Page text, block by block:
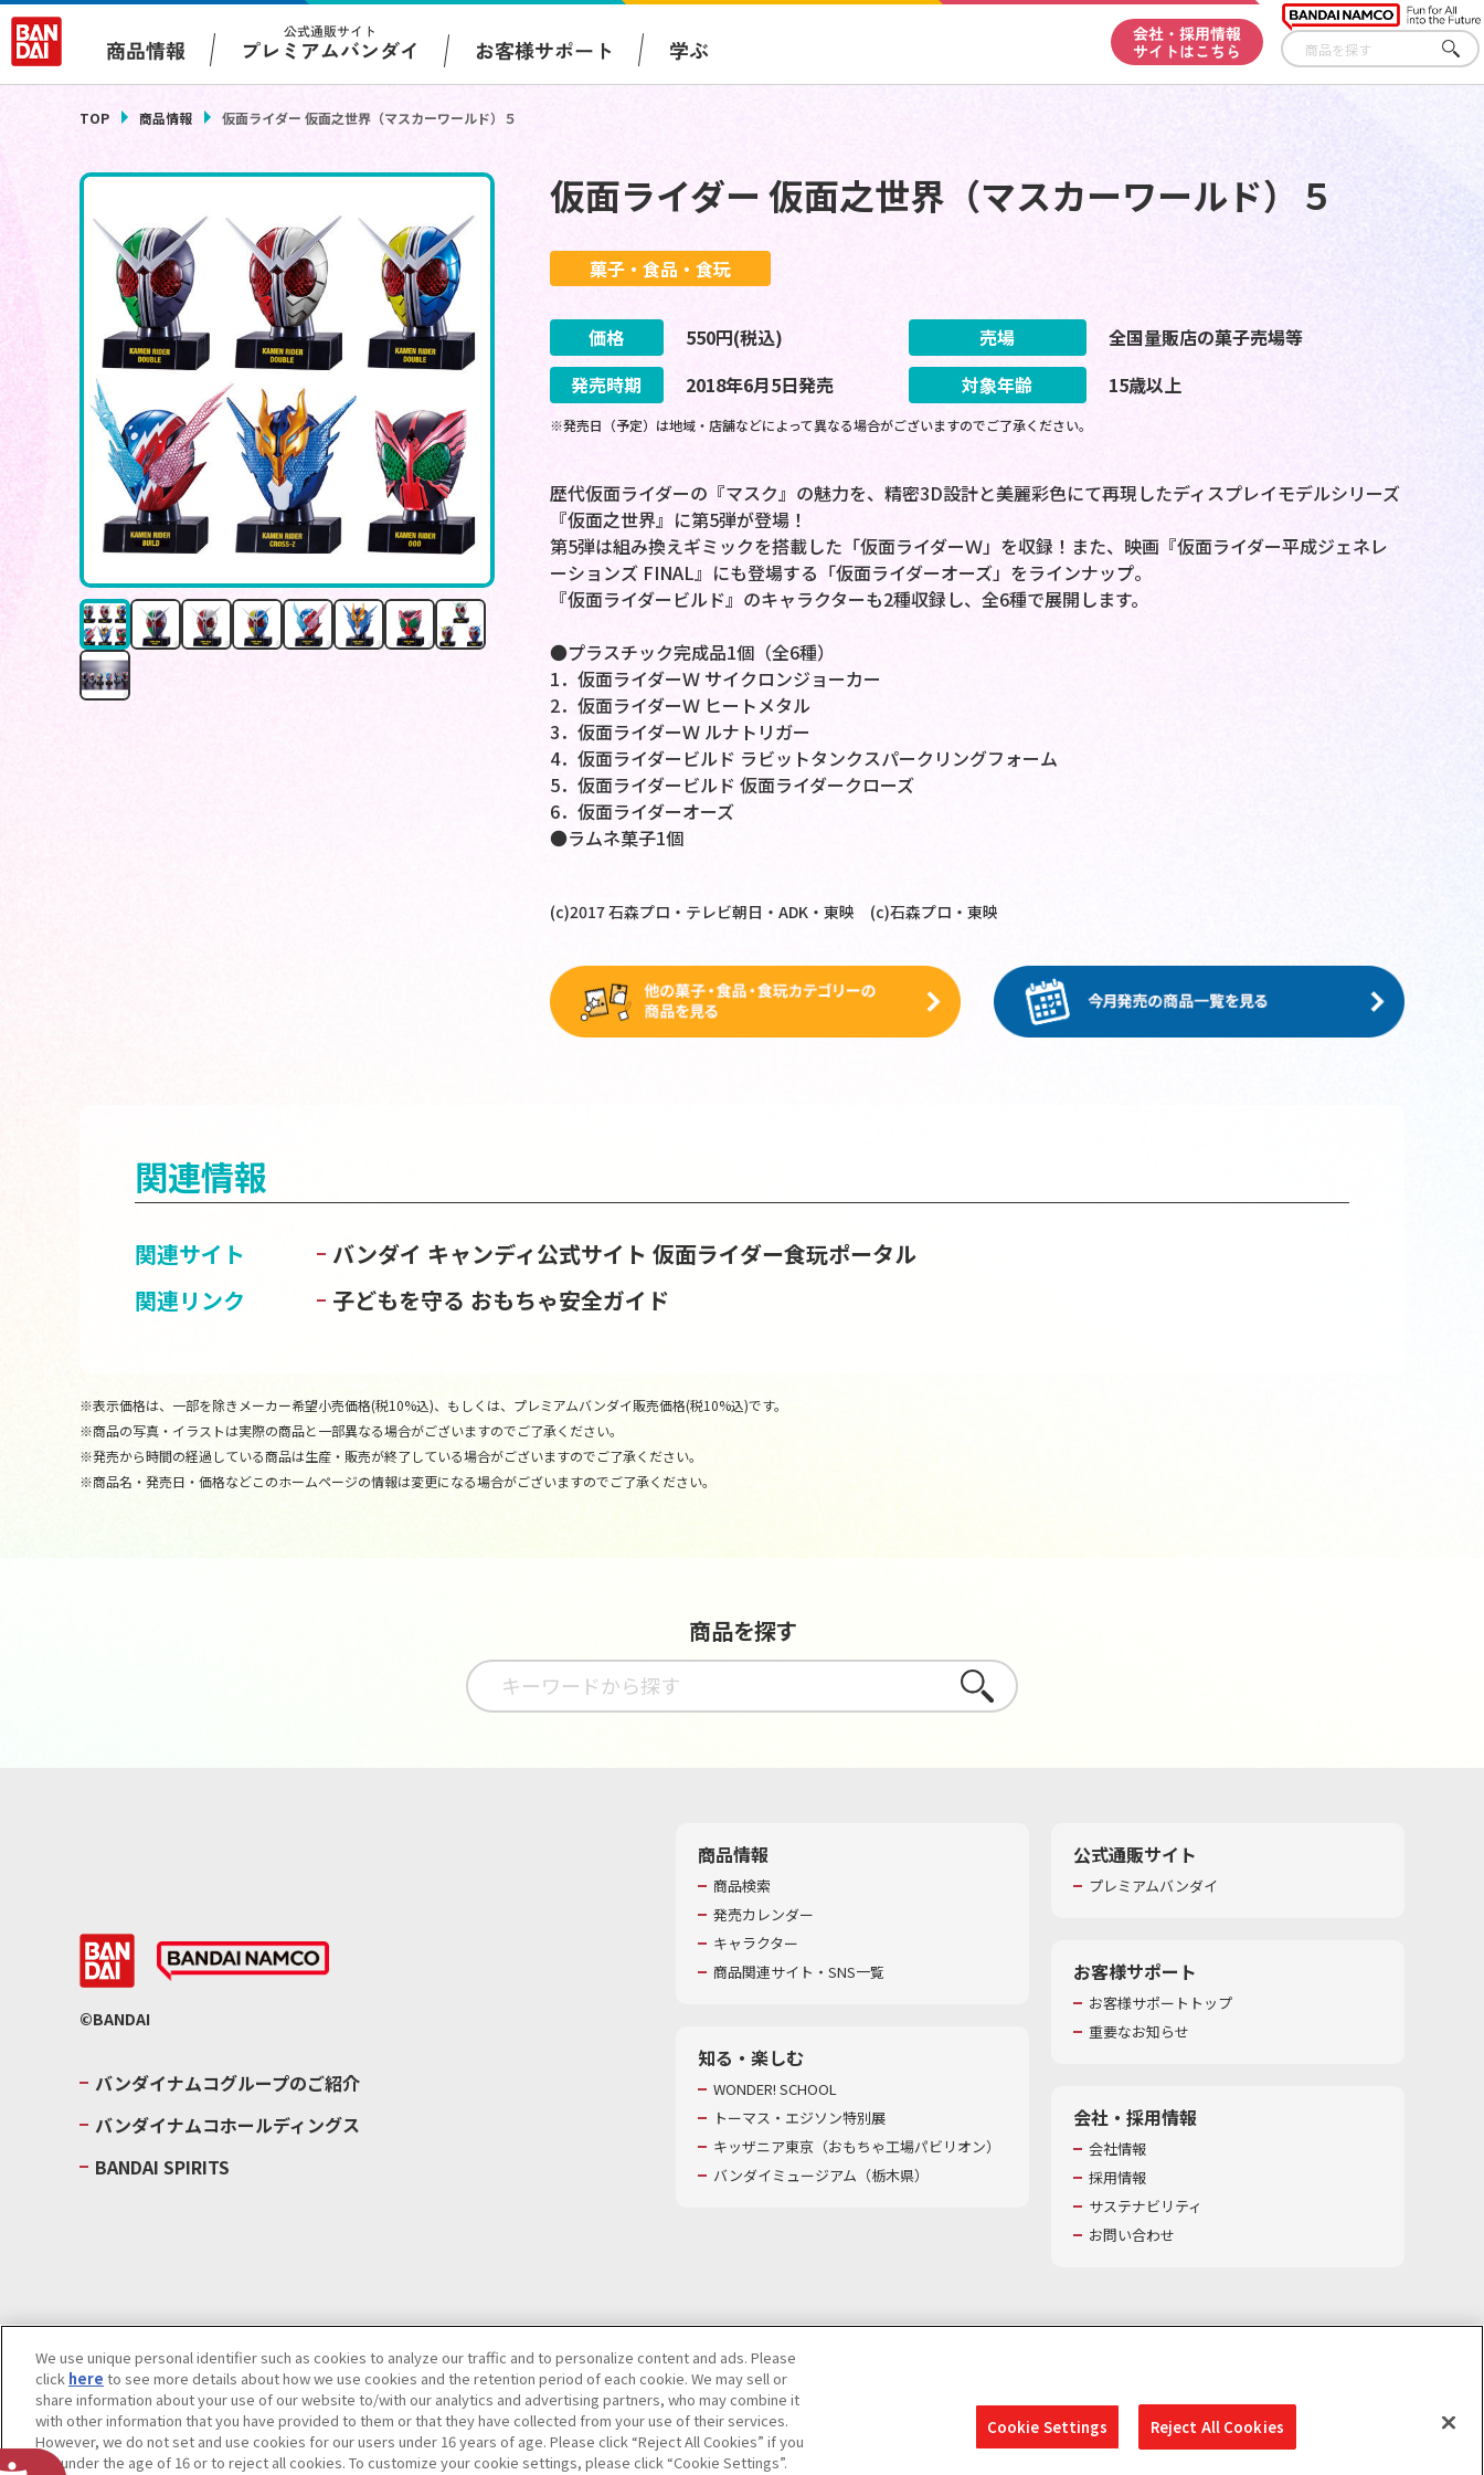
商品情報
公式通販サイト
プレミアムバンダイ お客様サポート 学ぶ
会社・採用情報
サイトはこちら
さが
す
TOP 商品情報 仮面ライダー 仮面之世界（マスカーワールド）５
仮面ライダー 仮面之世界（マスカーワールド）５
菓子・食品・食玩
価格 550円(税込) 売場
全国量販店の菓子売場等
発売時期
2018年6月5日発売 対象年齢 15歳以上
※発売日（予定）は地域・店舗などによって異なる場合がございますのでご了承ください。
歴代仮面ライダーの『マスク』の魅力を、精密3D設計と美麗彩色にて再現したディスプレイモデルシリーズ
『仮面之世界』に第5弾が登場！
第5弾は組み換えギミックを搭載した「仮面ライダーＷ」を収録！また、映画『仮面ライダー平成ジェネレ
ーションズ FINAL』にも登場する「仮面ライダーオーズ」をラインナップ。
『仮面ライダービルド』のキャラクターも2種収録し、全6種で展開します。
●プラスチック完成品1個（全6種）
1．仮面ライダーＷ サイクロンジョーカー
2．仮面ライダーＷ ヒートメタル
3．仮面ライダーＷ ルナトリガー
4．仮面ライダービルド ラビットタンクスパークリングフォーム
5．仮面ライダービルド 仮面ライダークローズ
6．仮面ライダーオーズ
●ラムネ菓子1個
(c)2017 石森プロ・テレビ朝日・ADK・東映 (c)石森プロ・東映
関連情報
関連サイト バンダイ キャンディ公式サイト 仮面ライダー食玩ポータル
関連リンク
子どもを守る おもちゃ安全ガイド
※表示価格は、一部を除きメーカー希望小売価格(税10%込)、もしくは、プレミアムバンダイ販売価格(税10%込)です。
※商品の写真・イラストは実際の商品と一部異なる場合がございますのでご了承ください。
※発売から時間の経過している商品は生産・販売が終了している場合がございますのでご了承ください。
※商品名・発売日・価格などこのホームページの情報は変更になる場合がございますのでご了承ください。
商品を探す
さがす
©BANDAI
バンダイナムコグループのご紹介
バンダイナムコホールディングス
BANDAI SPIRITS
商品情報
商品検索
発売カレンダー
キャラクター
商品関連サイト・SNS一覧
知る・楽しむ
WONDER! SCHOOL
トーマス・エジソン特別展
キッザニア東京（おもちゃ工場パビリオン）​
バンダイミュージアム（栃木県）
公式通販サイト
プレミアムバンダイ
お客様サポート
お客様サポートトップ
重要なお知らせ
会社・採用情報
会社情報
採用情報
サステナビリティ
お問い合わせ
ウェブサイトご利用条件ソーシャルメディアポリシー個人情報及び特定個人情報等の取り扱いに関する保護方針
Do Not Sell or Share My Personal Information著作権・商標についてカスタマーハラスメントに対する基本的な対応方針
We use unique personal identifier such as cookies to analyze our traffic and to personalize content and ads. Please
click here to see more details about how we use cookies and the retention period of each cookie. We may sell or
share information about your use of our website to/with our analytics and advertising partners, who may combine it
with other information that you have provided to them or that they have collected from your use of their services.
However, we do not set and use cookies for our users under 16 years of age. Please click “Reject All Cookies” if you
are under the age of 16 or to reject all cookies. To customize your cookie settings, please click “Cookie Settings”.
Cookie Settings Reject All Cookies